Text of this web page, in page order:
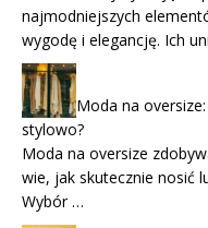
najmodniejszych
wygodę i elegancję. Ich
Moda na
stylowo?
Moda na oversize
wie, jak skutecznie nosić
Wybór …